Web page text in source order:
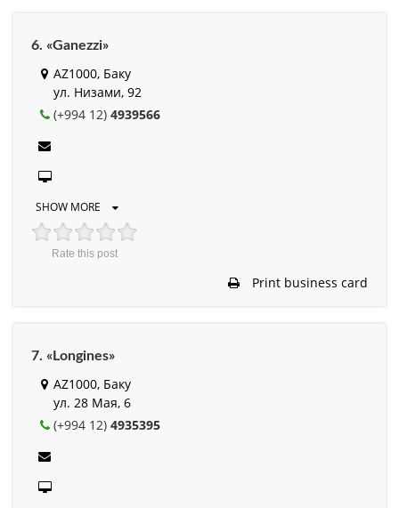
6. «Ganezzi»
AZ1000, Баку
ул. Низами, 92
(+994 12) 4939566
SHOW MORE
Rate this post
Print business card
7. «Longines»
AZ1000, Баку
ул. 28 Мая, 6
(+994 12) 4935395